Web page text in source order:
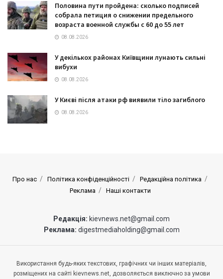
Половина пути пройдена: сколько подписей
собрала петиция о снижении предельного
возраста военной службы с 60 до 55 лет
08.08.2026
У декількох районах Київщини лунають сильні
вибухи
08.08.2026
У Києві після атаки рф виявили тіло загиблого
08.08.2026
Про нас Політика конфіденційності
Редакційна політика
Реклама
Наші контакти
Редакція: kievnews.net@gmail.com
Реклама: digestmediaholding@gmail.com
Використання будь-яких текстових, графічних чи інших матеріалів,
розміщених на сайті kievnews.net, дозволяється виключно за умови